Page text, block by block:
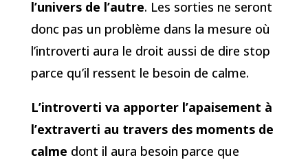
l’univers de l’autre. Les sorties ne seront
donc pas un problème dans la mesure où
l’introverti aura le droit aussi de dire stop
parce qu’il ressent le besoin de calme.
L’introverti va apporter l’apaisement à
l’extraverti au travers des moments de
calme dont il aura besoin parce que